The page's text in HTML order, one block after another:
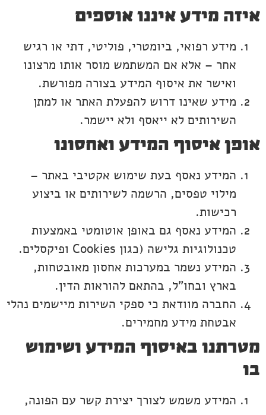
איזה מידע איננו אוספים
מידע רפואי, ביומטרי, פוליטי, דתי או רגיש
אחר – אלא אם המשתמש מוסר אותו מרצונו
ואישר את איסוף המידע בצורה מפורשת.
מידע שאינו דרוש להפעלת האתר או למתן
השירותים לא ייאסף ולא יישמר.
אופן איסוף המידע ואחסונו
המידע נאסף בעת שימוש אקטיבי באתר –
מילוי טפסים, הרשמה לשירותים או ביצוע
רכישות.
המידע נאסף גם באופן אוטומטי באמצעות
טכנולוגיות גלישה (כגון Cookies ופיקסלים.
המידע נשמר במערכות אחסון מאובטחות,
בארץ ובחו"ל, בהתאם להוראות הדין.
החברה מוודאת כי ספקי השירות מיישמים נהלי
אבטחת מידע מחמירים.
מטרתנו באיסוף המידע ושימוש
בו
המידע משמש לצורך יצירת קשר עם הפונה,